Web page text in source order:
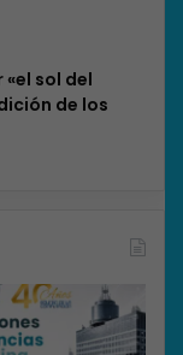
«el sol del
de los